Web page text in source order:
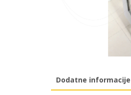
Dodatne informacije